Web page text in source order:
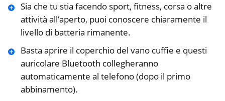
Sia che tu stia facendo sport, fitness, corsa o altre
attività all’aperto, puoi conoscere chiaramente il
livello di batteria rimanente.
Basta aprire il coperchio del vano cuffie e questi
auricolare Bluetooth ​collegheranno
automaticamente al telefono (dopo il primo
abbinamento).